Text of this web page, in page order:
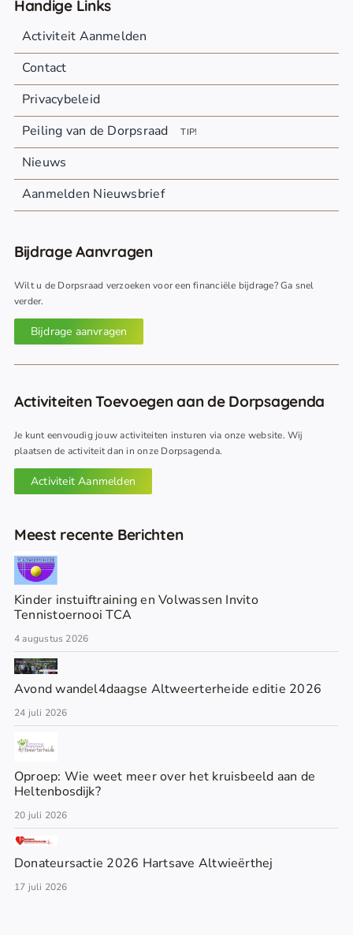
Handige Links
Activiteit Aanmelden
Contact
Privacybeleid
Peiling van de Dorpsraad
TIP!
Nieuws
Aanmelden Nieuwsbrief
Bijdrage Aanvragen
Wilt u de Dorpsraad verzoeken voor een financiële bijdrage? Ga snel
verder.
Bijdrage aanvragen
Activiteiten Toevoegen aan de Dorpsagenda
Je kunt eenvoudig jouw activiteiten insturen via onze website. Wij
plaatsen de activiteit dan in onze Dorpsagenda.
Activiteit Aanmelden
Meest recente Berichten
Kinder instuiftraining en Volwassen Invito
Tennistoernooi TCA
4 augustus 2026
Avond wandel4daagse Altweerterheide editie 2026
24 juli 2026
Oproep: Wie weet meer over het kruisbeeld aan de
Heltenbosdijk?
20 juli 2026
Donateursactie 2026 Hartsave Altwieërthej
17 juli 2026